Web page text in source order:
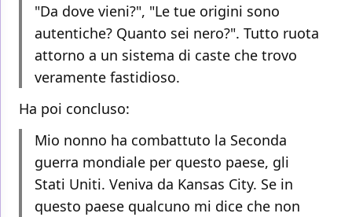
"Da dove vieni?", "Le tue origini sono
autentiche? Quanto sei nero?". Tutto ruota
attorno a un sistema di caste che trovo
veramente fastidioso.
Ha poi concluso:
Mio nonno ha combattuto la Seconda
guerra mondiale per questo paese, gli
Stati Uniti. Veniva da Kansas City. Se in
questo paese qualcuno mi dice che non